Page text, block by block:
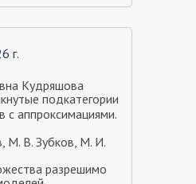
г.
Кудряшова
подкатегории
с аппроксимациями.
М. В. Зубков, М. И.
разрешимо